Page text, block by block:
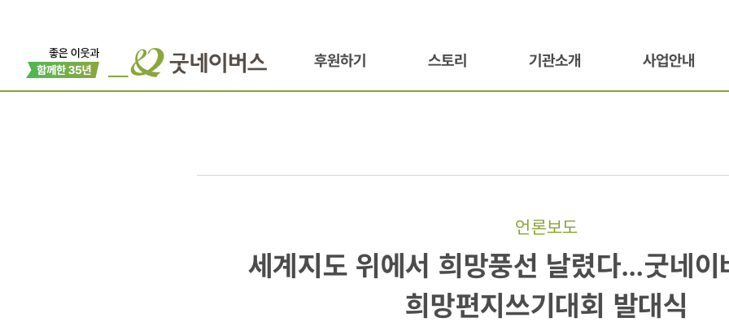
후원하기 스토리 기관소개 사업안내
언론보도
세계지도
세계지도 위에서 희망풍선 날렸다…굿네
희망편지쓰기대회 발대식